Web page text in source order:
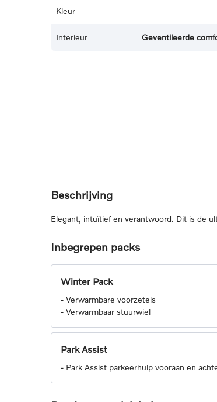
Kleur
Interieur Geventileerde
Beschrijving
Elegant, intuïtief en verantwoord. Dit is de
Inbegrepen packs
Winter Pack
- Verwarmbare voorzetels
- Verwarmbaar stuurwiel
Park Assist
- Park Assist parkeerhulp vooraan en